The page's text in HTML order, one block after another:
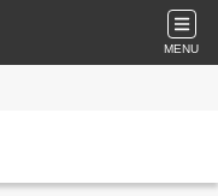
MENU